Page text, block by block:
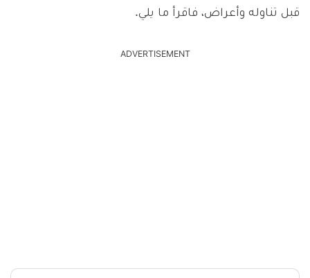
قبل تناوله وأعراض، فاقرأ ما يلي.
ADVERTISEMENT